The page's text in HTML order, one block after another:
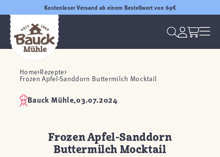
Kostenloser Versand ab einem Bestellwert von 69€
Home Rezepte
Frozen Apfel-Sanddorn Buttermilch Mocktail
Bauck Mühle,03.07.2024
Frozen Apfel-Sanddorn
Buttermilch Mocktail